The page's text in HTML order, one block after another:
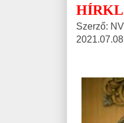
Szerző: